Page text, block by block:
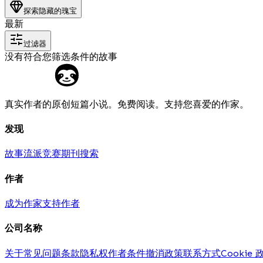
探索隐藏的瑰宝
最新
过滤器
没有符合您筛选条件的故事
真实作者的原创短篇小说。免费阅读。支持您喜爱的作家。
发现
故事流派竞赛期刊 搜索
作者
成为作家支持作者
公司名称
关于常见问题条款隐私权作者条件撤消政策联系方式Cookie